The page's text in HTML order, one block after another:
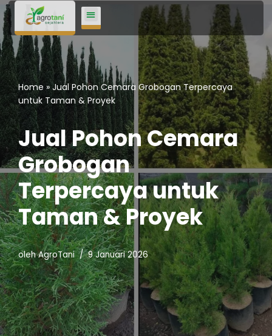
Lompat
ke
konten
Home »Jual Pohon Cemara Grobogan Terpercaya
untuk Taman & Proyek
Jual Pohon Cemara
Grobogan
Terpercaya untuk
Taman & Proyek
olehAgroTani 9 Januari 2026